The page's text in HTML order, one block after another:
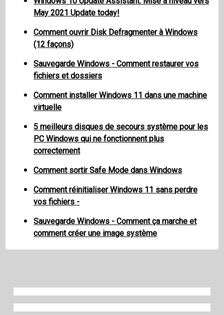
May 2021 Update today!
Comment ouvrir Disk Defragmenter à Windows
(12 façons)
Sauvegarde Windows - Comment restaurer vos
fichiers et dossiers
Comment installer Windows 11 dans une machine
virtuelle
5 meilleurs disques de secours système pour les
PC Windows qui ne fonctionnent plus
correctement
Comment sortir Safe Mode dans Windows
Comment réinitialiser Windows 11 sans perdre
vos fichiers -
Sauvegarde Windows - Comment ça marche et
comment créer une image système